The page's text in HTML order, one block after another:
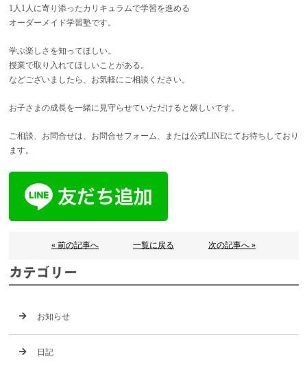
1人1人に寄り添ったカリキュラムで学習を進める
オーダーメイド学習塾です。
学ぶ楽しさを知ってほしい。
授業で取り入れてほしいことがある。
などございましたら、お気軽にご相談ください。
お子さまの成長を一緒に見守らせていただけると嬉しいです。
ご相談、お問合せは、お問合せフォーム、または公式LINEにてお待ちしており
ます。
« 前の記事へ 一覧に戻る 次の記事へ »
カテゴリー
お知らせ
日記